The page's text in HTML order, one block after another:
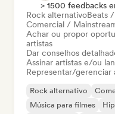
> 1500 feedbacks
Rock alternativoBeats
Comercial /
Achar ou propor
artistas
Dar conselhos
Assinar artistas e/ou
Representar/gerenciar
Rock alternativo
Música para filmes